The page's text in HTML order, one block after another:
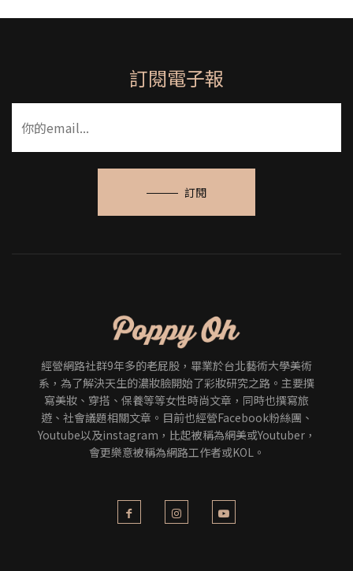
訂閱電子報
訂閱
經營網路社群9年多的老屁股，畢業於台北藝術大學美術
系，為了解決天生的濃妝臉開始了彩妝研究之路。主要撰
寫美妝、穿搭、保養等等女性時尚文章，同時也撰寫旅
遊、社會議題相關文章。目前也經營Facebook粉絲團、
Youtube以及instagram，比起被稱為網美或Youtuber，
會更樂意被稱為網路工作者或KOL。